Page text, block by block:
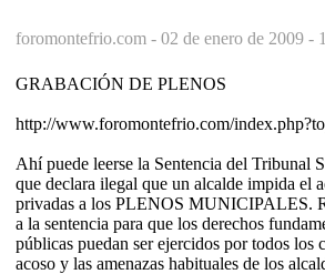
foromontefrio.com - 02 de enero de 2009 -
GRABACIÓN DE PLENOS
http://www.foromontefrio.com/
Ahí puede leerse la Sentencia del Tribunal
que declara ilegal que un alcalde impida el
privadas a los PLENOS MUNICIPALES.
a la sentencia para que los derechos
públicas puedan ser ejercidos por todos los
acoso y las amenazas habituales de los